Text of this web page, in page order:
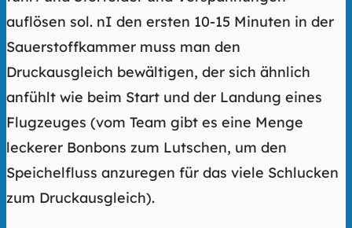
auflösen sol. nI den ersten 10-15 Minuten in der
Sauerstoffkammer muss man den
Druckausgleich bewältigen, der sich ähnlich
anfühlt wie beim Start und der Landung eines
Flugzeuges (vom Team gibt es eine Menge
leckerer Bonbons zum Lutschen, um den
Speichelfluss anzuregen für das viele Schlucken
zum Druckausgleich).